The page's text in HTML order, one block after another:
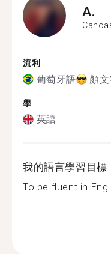
A.
流利
葡萄牙語 顏
學
英語
我的語言學習目標
To be fluent in